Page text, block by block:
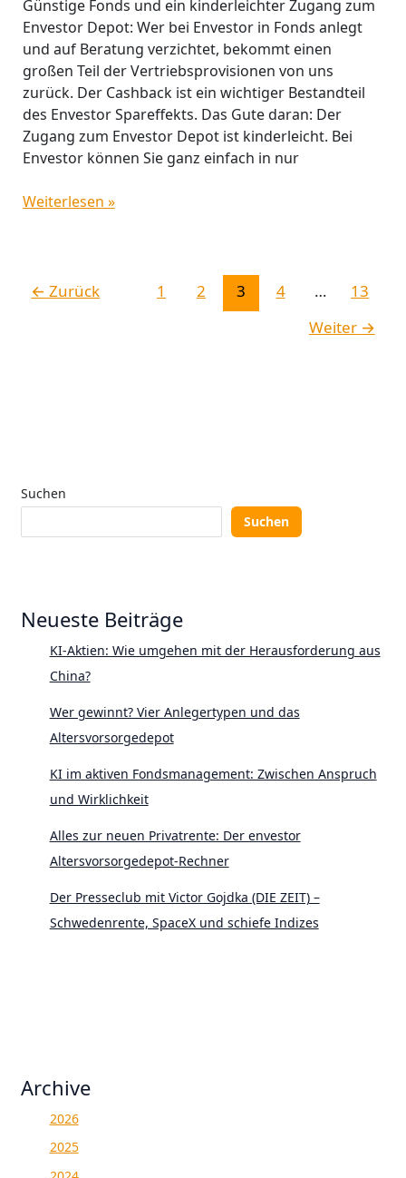
Günstige Fonds und ein kinderleichter Zugang zum
Envestor Depot: Wer bei Envestor in Fonds anlegt
und auf Beratung verzichtet, bekommt einen
großen Teil der Vertriebsprovisionen von uns
zurück. Der Cashback ist ein wichtiger Bestandteil
des Envestor Spareffekts. Das Gute daran: Der
Zugang zum Envestor Depot ist kinderleicht. Bei
Envestor können Sie ganz einfach in nur
Weiterlesen »
← Zurück 1 2 3 4 …
13
Weiter →
Suchen
Suchen
Neueste Beiträge
KI-Aktien: Wie umgehen mit der Herausforderung aus
China?
Wer gewinnt? Vier Anlegertypen und das
Altersvorsorgedepot
KI im aktiven Fondsmanagement: Zwischen Anspruch
und Wirklichkeit
Alles zur neuen Privatrente: Der envestor
Altersvorsorgedepot-Rechner
Der Presseclub mit Victor Gojdka (DIE ZEIT) –
Schwedenrente, SpaceX und schiefe Indizes
Archive
2026
2025